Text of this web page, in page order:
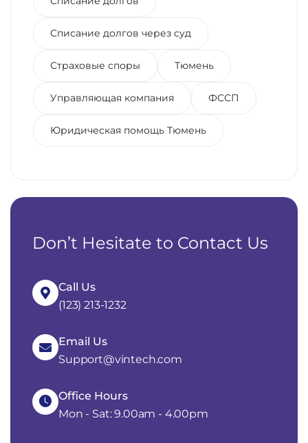
Списание долгов через суд
Страховые споры Тюмень
Управляющая компания ФССП
Юридическая помощь Тюмень
Don’t Hesitate to Contact Us
Call Us
(123) 213-1232
Email Us
Support@vintech.com
Office Hours
Mon - Sat: 9.00am - 4.00pm